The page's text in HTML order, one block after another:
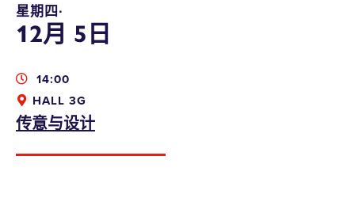
星期四∙
12月 5日
14:00
HALL 3G
传意与设计